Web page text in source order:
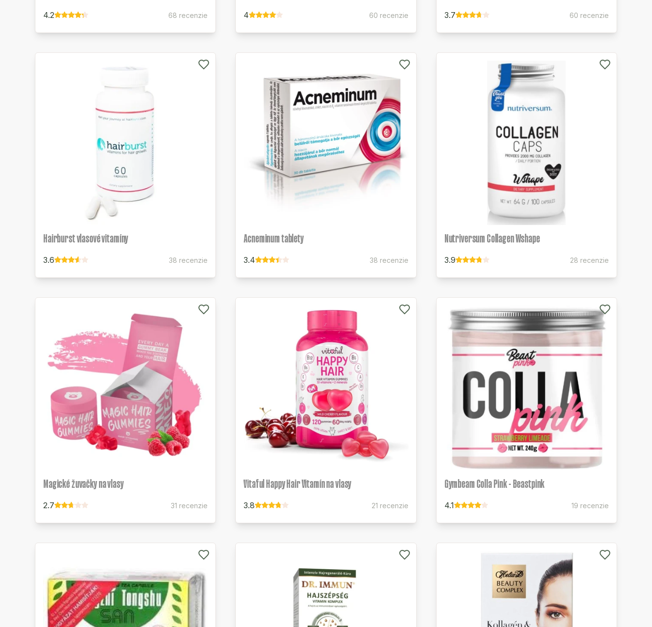
4.2 68 recenzie 4 60 recenzie 3.7 60 recenzie
Hairburst vlasové vitamíny
3.6 38 recenzie
Acneminum tablety
3.4 38 recenzie
Nutriversum Collagen Wshape
3.9 28 recenzie
Magické žuvačky na vlasy
2.7 31 recenzie
Vitaful Happy Hair Vitamín na vlasy
3.8 21 recenzie
Gymbeam Colla Pink - Beastpink
4.1 19 recenzie